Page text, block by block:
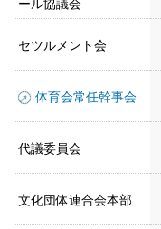
セツルメント会
体育会常任幹事会
代議委員会
文化団体連合会本部